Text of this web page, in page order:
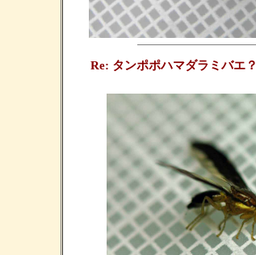
Re: タンポポハマダラミバエ？